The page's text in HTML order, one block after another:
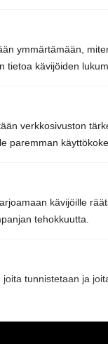
ymmärtämään,
tietoa kävijöiden
verkkosivuston
paremman
kävijöille
tehokkuutta.
tunnistetaan ja
Avoinna arkisin
Tavaran nouto
Sun Sauna
(Kannus-Talon
sopimuksen